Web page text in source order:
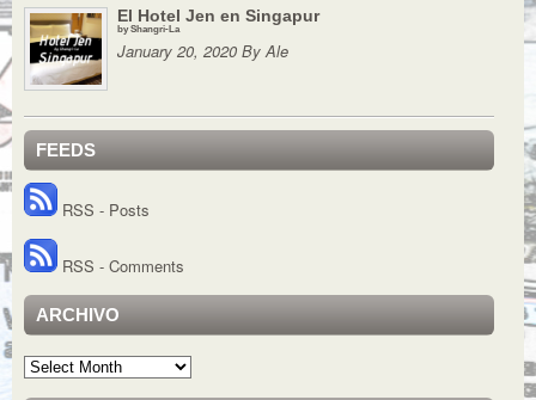
El Hotel Jen en Singapur
by Shangri-La
January 20, 2020 By Ale
FEEDS
RSS - Posts
RSS - Comments
ARCHIVO
Archivo